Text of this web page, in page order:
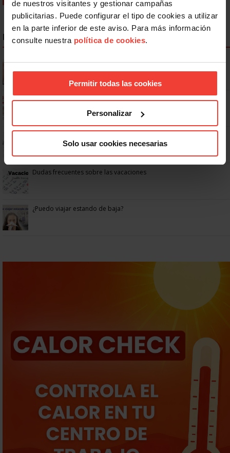
de nuestros visitantes y gestionar campañas
publicitarias. Puede configurar el tipo de cookies a utilizar
en la parte inferior de este aviso. Para más información
consulte nuestra política de cookies.
Permitir todas las cookies
Personalizar
Solo usar cookies necesarias
NOTICIAS MÁS LEÍDAS
Se actualizan las patologías para acceder a la jubilación
anticipada por discapacidad
Ya os podéis descargar la app de USO
Dudas frecuentes sobre las vacaciones
¿Puedo viajar estando de baja?